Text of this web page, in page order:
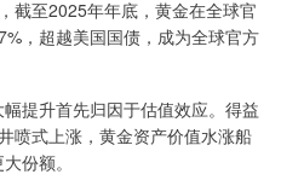
至2025年年底，黄金在全球官
，超越美国国债，成为全球官方
提升首先归因于估值效应。得益
喷式上涨，黄金资产价值水涨船
份额。